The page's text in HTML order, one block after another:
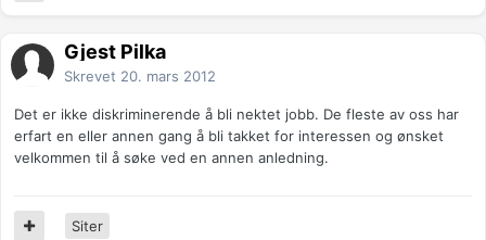
Gjest Pilka
Skrevet 20. mars 2012
Det er ikke diskriminerende å bli nektet jobb. De fleste av oss har
erfart en eller annen gang å bli takket for interessen og ønsket
velkommen til å søke ved en annen anledning.
Siter